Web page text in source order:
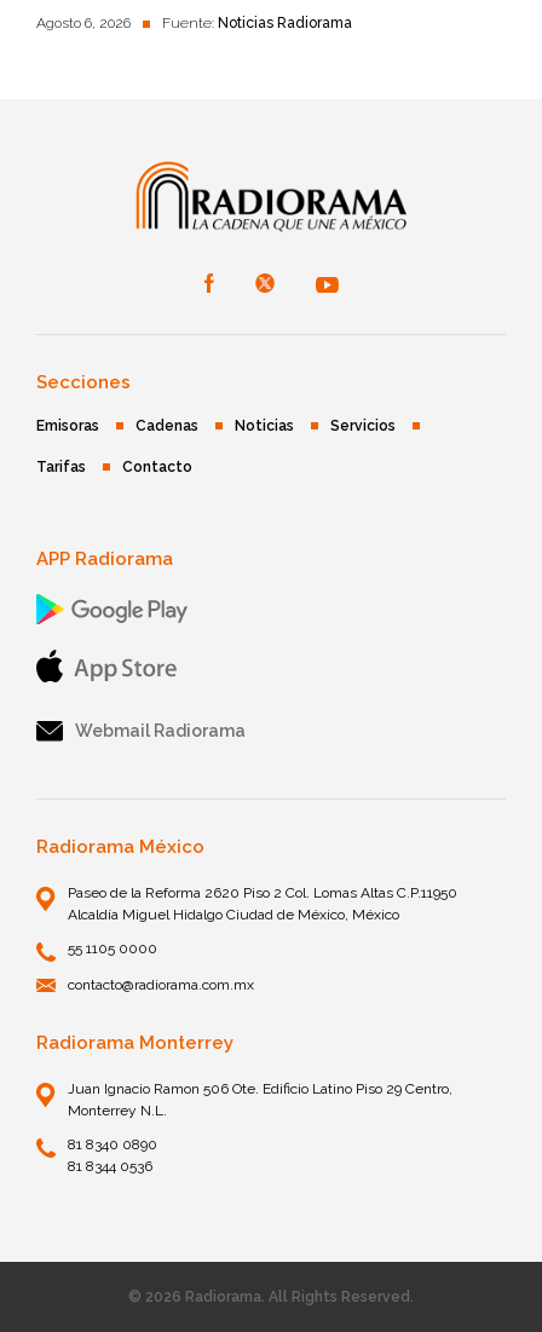
Agosto 6, 2026 Fuente: Noticias Radiorama
Secciones
Emisoras Cadenas Noticias Servicios
Tarifas Contacto
APP Radiorama
Webmail Radiorama
Radiorama México
Paseo de la Reforma 2620 Piso 2 Col. Lomas Altas C.P.11950
Alcaldía Miguel Hidalgo Ciudad de México, México
55 1105 0000
contacto@radiorama.com.mx
Radiorama Monterrey
Juan Ignacio Ramon 506 Ote. Edificio Latino Piso 29 Centro,
Monterrey N.L.
81 8340 0890
81 8344 0536
© 2026 Radiorama. All Rights Reserved.